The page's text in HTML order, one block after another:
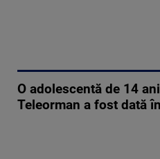
O adolescentă de 14
Teleorman a fost dată